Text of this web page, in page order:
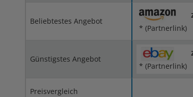
Beliebtestes Angebot
* (Partnerlink)
Günstigstes Angebot
* (Partnerlink)
Preisvergleich